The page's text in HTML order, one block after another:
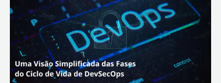
Rural